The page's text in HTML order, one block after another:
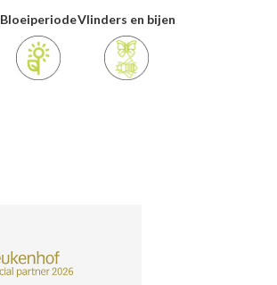
BloeiperiodeVlinders en bijen